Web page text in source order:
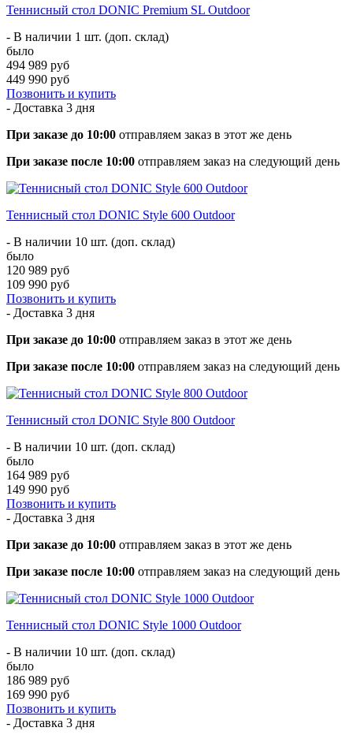
Теннисный стол DONIC Premium SL Outdoor
- В наличии 1 шт. (доп. склад)
было
494 989 руб
449 990 руб
Позвонить и купить
- Доставка 3 дня
При заказе до 10:00 отправляем заказ в этот же день
При заказе после 10:00 отправляем заказ на следующий день
Теннисный стол DONIC Style 600 Outdoor
- В наличии 10 шт. (доп. склад)
было
120 989 руб
109 990 руб
Позвонить и купить
- Доставка 3 дня
При заказе до 10:00 отправляем заказ в этот же день
При заказе после 10:00 отправляем заказ на следующий день
Теннисный стол DONIC Style 800 Outdoor
- В наличии 10 шт. (доп. склад)
было
164 989 руб
149 990 руб
Позвонить и купить
- Доставка 3 дня
При заказе до 10:00 отправляем заказ в этот же день
При заказе после 10:00 отправляем заказ на следующий день
Теннисный стол DONIC Style 1000 Outdoor
- В наличии 10 шт. (доп. склад)
было
186 989 руб
169 990 руб
Позвонить и купить
- Доставка 3 дня